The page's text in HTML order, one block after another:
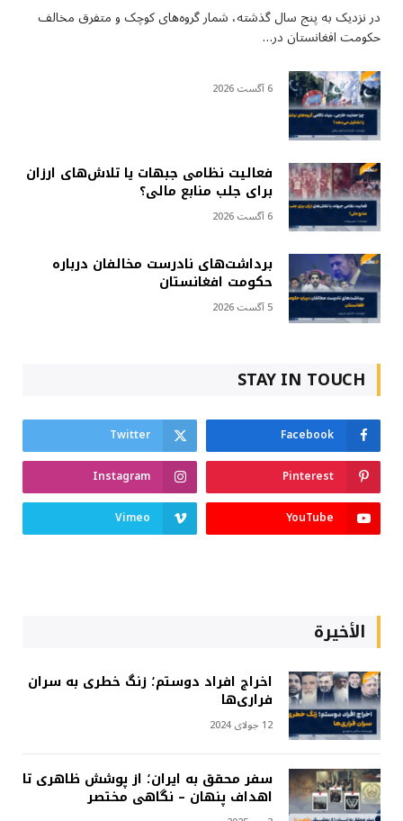
در نزدیک به پنج سال گذشته، شمار گروه‌های کوچک و متفرق مخالف
حکومت افغانستان در…
6 آگست 2026
فعالیت نظامی جبهات یا تلاش‌های ارزان
برای جلب منابع مالی؟
6 آگست 2026
برداشت‌های نادرست مخالفان درباره
حکومت افغانستان
5 آگست 2026
STAY IN TOUCH
Facebook
Twitter
Pinterest
Instagram
YouTube
Vimeo
الأخيرة
اخراج افراد دوستم؛ زنگ خطری به سران
فراری‌ها
12 جولای 2024
سفر محقق به ایران؛ از پوشش ظاهری تا
اهداف پنهان – نگاهی مختصر